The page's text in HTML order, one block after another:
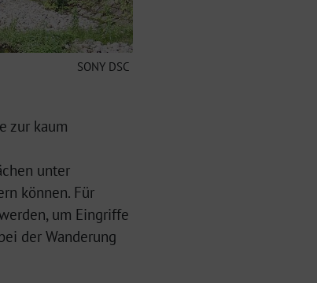
SONY DSC
zur kaum
unter
können. Für
um Eingriffe
der Wanderung